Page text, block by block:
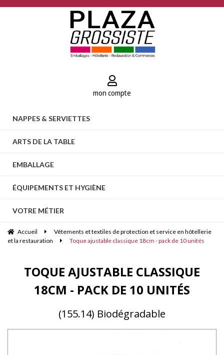
mon compte
NAPPES & SERVIETTES
ARTS DE LA TABLE
EMBALLAGE
ÉQUIPEMENTS ET HYGIÈNE
VOTRE MÉTIER
Accueil
Vêtements et textiles de protection et service en hôtellerie
et la restauration
Toque ajustable classique 18cm - pack de 10 unités
TOQUE AJUSTABLE CLASSIQUE
18CM - PACK DE 10 UNITÉS
(155.14) Biodégradable